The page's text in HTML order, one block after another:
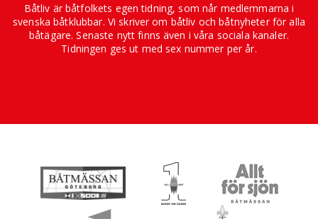
Båtliv är båtfolkets egen tidning, som når medlemmarna i
svenska båtklubbar. Vi skriver om båtliv och båtnyheter för alla
båtägare. Senaste nytt finns även i våra sociala kanaler.
Tidningen ges ut med sex nummer per år.